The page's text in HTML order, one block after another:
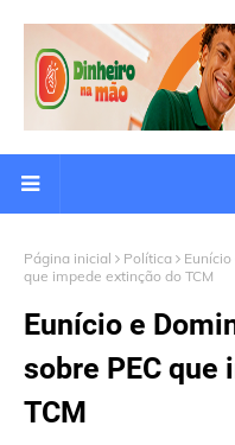
Página inicial Política
que impede extinção do TCM
Eunício e
sobre PEC que
TCM